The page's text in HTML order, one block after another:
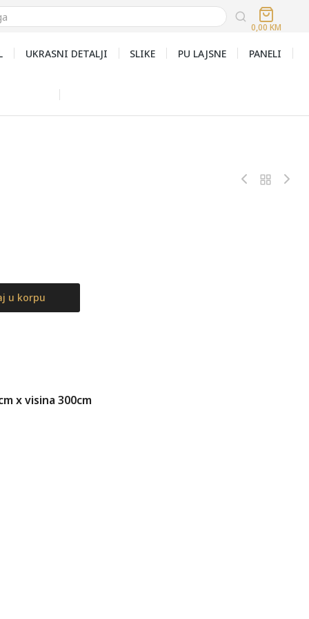
0,00 KM
UKRASNI DETALJI SLIKE PU LAJSNE PANELI
u korpu
x visina 300cm